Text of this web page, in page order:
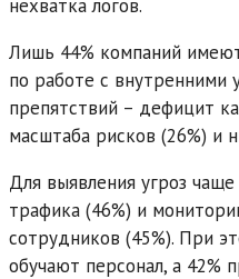
нехватка логов.
Лишь 44% компаний
по работе с внутренними
препятствий – дефицит
масштаба рисков (26%) и
Для выявления угроз
трафика (46%) и
сотрудников (45%). При
обучают персонал, а 42%